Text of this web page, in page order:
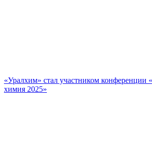
«Уралхим» стал участником конференции
химия 2025»